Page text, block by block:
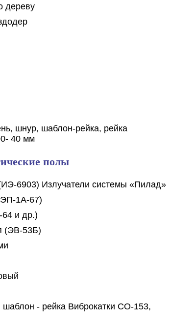
дереву
шнур, шаблон-рейка, рейка
40 мм
полы
6903) Излучатели системы «Пилад»
1А-67)
и др.)
(ЭВ-53Б)
шаблон - рейка Виброкатки СО-153,